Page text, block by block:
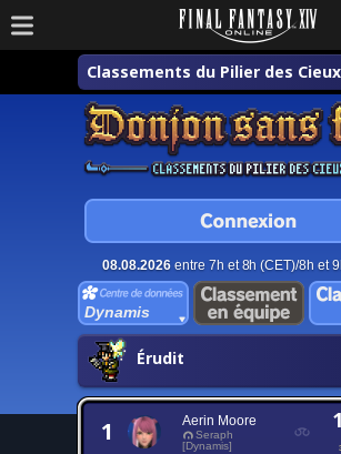
Classements du Pilier des Cieux
08.08.2026entre 7h et 8h (CET)/8h et
Dynamis
Érudit
1 Aerin Moore
Seraph
[Dynamis]